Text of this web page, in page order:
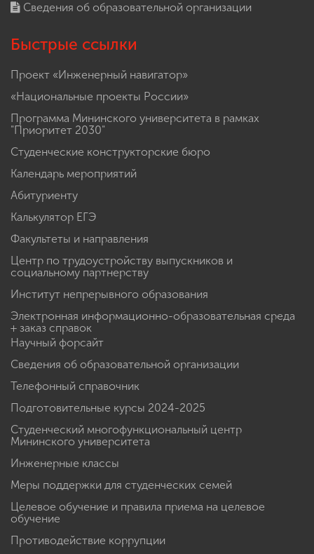
Сведения об образовательной организации
Быстрые ссылки
Проект «Инженерный навигатор»
«Национальные проекты России»
Программа Мининского университета в рамках
"Приоритет 2030"
Студенческие конструкторские бюро
Календарь мероприятий
Абитуриенту
Калькулятор ЕГЭ
Факультеты и направления
Центр по трудоустройству выпускников и
социальному партнерству
Институт непрерывного образования
Электронная информационно-образовательная среда
+ заказ справок
Научный форсайт
Сведения об образовательной организации
Телефонный справочник
Подготовительные курсы 2024-2025
Студенческий многофункциональный центр
Мининского университета
Инженерные классы
Меры поддержки для студенческих семей
Целевое обучение и правила приема на целевое
обучение
Противодействие коррупции